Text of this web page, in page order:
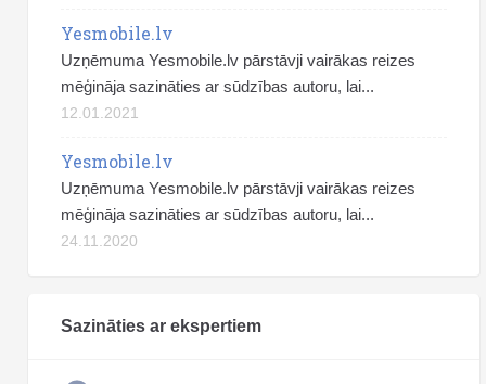
Yesmobile.lv
Uzņēmuma Yesmobile.lv pārstāvji vairākas reizes
mēģināja sazināties ar sūdzības autoru, lai...
12.01.2021
Yesmobile.lv
Uzņēmuma Yesmobile.lv pārstāvji vairākas reizes
mēģināja sazināties ar sūdzības autoru, lai...
24.11.2020
Sazināties ar ekspertiem